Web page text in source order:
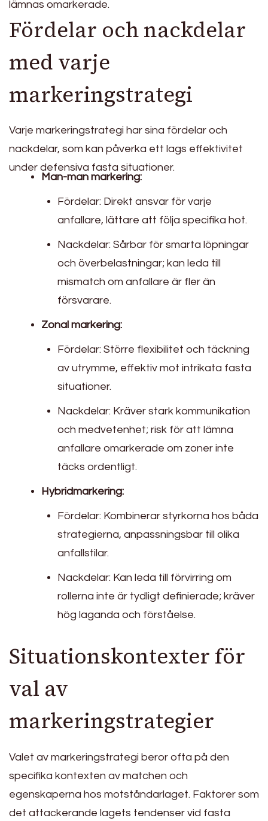
lämnas omarkerade.
Fördelar och nackdelar
med varje
markeringstrategi
Varje markeringstrategi har sina fördelar och
nackdelar, som kan påverka ett lags effektivitet
under defensiva fasta situationer.
Man-man markering:
Fördelar: Direkt ansvar för varje
anfallare, lättare att följa specifika hot.
Nackdelar: Sårbar för smarta löpningar
och överbelastningar; kan leda till
mismatch om anfallare är fler än
försvarare.
Zonal markering:
Fördelar: Större flexibilitet och täckning
av utrymme, effektiv mot intrikata fasta
situationer.
Nackdelar: Kräver stark kommunikation
och medvetenhet; risk för att lämna
anfallare omarkerade om zoner inte
täcks ordentligt.
Hybridmarkering:
Fördelar: Kombinerar styrkorna hos båda
strategierna, anpassningsbar till olika
anfallstilar.
Nackdelar: Kan leda till förvirring om
rollerna inte är tydligt definierade; kräver
hög laganda och förståelse.
Situationskontexter för
val av
markeringstrategier
Valet av markeringstrategi beror ofta på den
specifika kontexten av matchen och
egenskaperna hos motståndarlaget. Faktorer som
det attackerande lagets tendenser vid fasta